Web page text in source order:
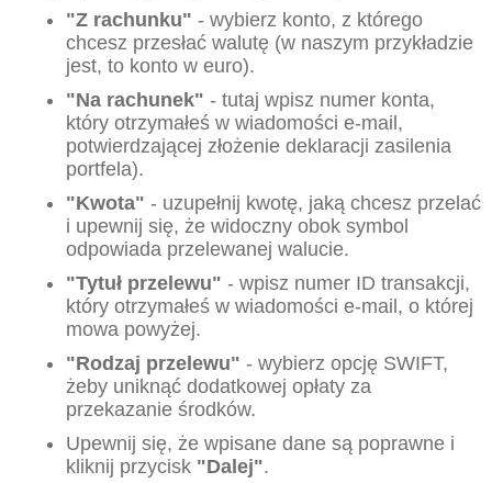
"Z rachunku" - wybierz konto, z którego
chcesz przesłać walutę (w naszym przykładzie
jest, to konto w euro).
"Na rachunek" - tutaj wpisz numer konta,
który otrzymałeś w wiadomości e-mail,
potwierdzającej złożenie deklaracji zasilenia
portfela).
"Kwota" - uzupełnij kwotę, jaką chcesz przelać
i upewnij się, że widoczny obok symbol
odpowiada przelewanej walucie.
"Tytuł przelewu" - wpisz numer ID transakcji,
który otrzymałeś w wiadomości e-mail, o której
mowa powyżej.
"Rodzaj przelewu" - wybierz opcję SWIFT,
żeby uniknąć dodatkowej opłaty za
przekazanie środków.
Upewnij się, że wpisane dane są poprawne i
kliknij przycisk "Dalej".